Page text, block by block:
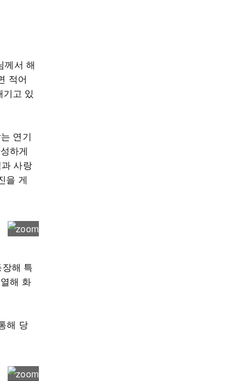
께서 해
적어
고 있
연기
하게
사랑
을 게
해 특
해 화
해 당